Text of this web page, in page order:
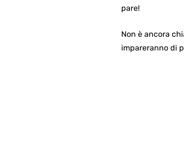
pare!
Non è ancora
impareranno di